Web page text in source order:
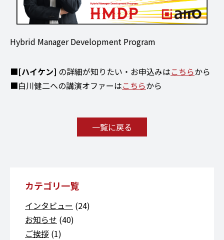
Hybrid Manager Development Program
■[ハイケン] の詳細が知りたい・お申込みはこちらから
■白川健二への講演オファーはこちらから
一覧に戻る
カテゴリ一覧
インタビュー (24)
お知らせ (40)
ご挨拶 (1)